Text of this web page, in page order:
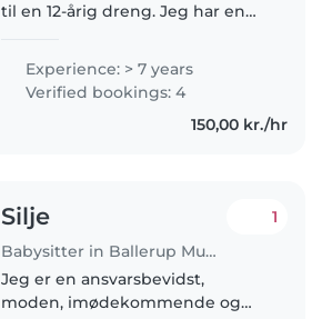
til en 12-årig dreng. Jeg har en
og 7 års erfaring som leder i en
børnehave med børn fra 6
måneder til 7 år. Jeg tilbyder..
Experience: > 7 years
Verified bookings: 4
150,00 kr./hr
Silje
Babysitter in Ballerup Municipality
1
Jeg er en ansvarsbevidst,
moden, imødekommende og